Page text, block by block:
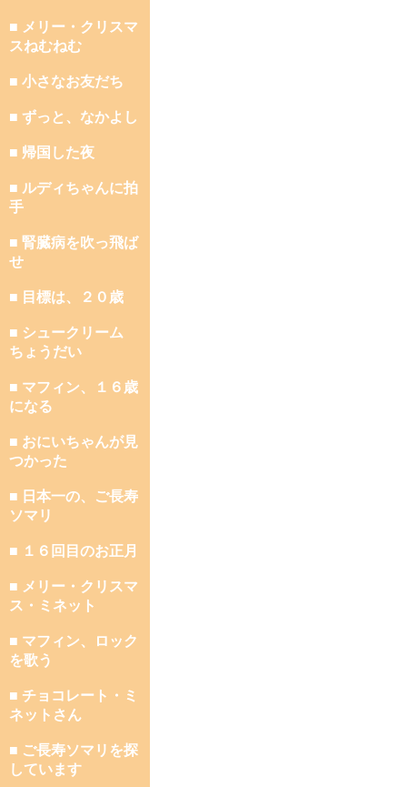
■ メリー・クリスマ
スねむねむ
■ 小さなお友だち
■ ずっと、なかよし
■ 帰国した夜
■ ルディちゃんに拍
手
■ 腎臓病を吹っ飛ば
せ
■ 目標は、２０歳
■ シュークリーム
ちょうだい
■ マフィン、１６歳
になる
■ おにいちゃんが見
つかった
■ 日本一の、ご長寿
ソマリ
■ １６回目のお正月
■ メリー・クリスマ
ス・ミネット
■ マフィン、ロック
を歌う
■ チョコレート・ミ
ネットさん
■ ご長寿ソマリを探
しています